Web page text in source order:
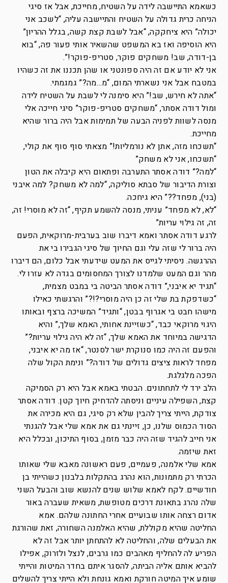
כשאמא התיישבה לידה על השטיח, מחייכת, אבל אז סיגי
הניחה כרית גדולה על השטיח והתיישבה עליה, “לשכב אני
יכולה” היא ציחקקה, “אבל לשבת קצת קשה, בגלל ההריון”
היא הוסיפה ואז בא המשפט שהשאיר אותי פעור פה, “בוא
בן-דודה, שב! משחקים פוקר, סטריפ-פוקר!”.
אני לא יודע אם זה היה ספונטני או שהן תכננו את זה כשהיו
במטבח אבל אני נשארתי המום, “מ…מה?” גמגמתי.
“אתה לא חירש, שב!” היא סימנה לי לשבת על השטיח לידה
ומול דודה אסתר, “משחקים סטריפ-פוקר” סיגי חייכה אלי
מנסה לשוות לפניה הבעה של תמימות אבל היה ברור שהיא
מחייכת.
“תשכחו מזה, אתן לא נורמליות!” מצאתי סוף סוף את קולי,
“תשכחו, אני לא משחק”
“למה?” דודה אסתר התערבה ופתאום היא קיבלה את הטון
וצורת הדיבור של סבתא סוליקה, “למה לא משחק? למה איבני
(בני), מפחד??” היא גיחכה.
“לא, לא מפחד” עניתי, מנסה להשמע תקיף, “זה לא מוסרי! זה,
זה, זה גילוי עריות”
לרגע דודה אסתר ואמא דיברו שוב בערבית-מרוקאית, הפעם
היה ברור לי שזה עלי וגם החיוך של סיגי הגבירו בי את
ההרגשה. ניסיתי לגייס את המעט שידעתי אבל כלום, הם דיברו
מהר וגם המעט שלמדנו לצורך המחסומים בגדה לא עזרו לי.
“תגיד יא איבני,” דודה אסתר הביטה בי במבט מצמית,
“כשדפקת בת שלי זה כן היה מוסרי?!?” והרגשתי כאילו
מישהו חבט בי אגרוף בבטן, “ותגיד” המשיכה ברצף ובאותו
היגוי מרוקאי כבד, “כשזיינת אחותי, האמא שלך,” והיא
הדגישה במיוחד את האמא שלך, “זה לא היה גילוי עריות?”
והפעם זה היה כמו סנוקרת ישר לסנטר, “אז מה יא איבני,
מפחד לראות ציצים גדולים של דודה?” ונימת הקול שלה
הפכה מלגלגת.
הלב ירד לי לתחתונים. הבטתי באמא אבל היא רק הסמיקה
קצת, השפילה עיניים וניסתה להדחיק חיוך קטן. דודה אסתר
צודקת, הייתי צריך להבין שלא רק סיגי, גם היא מכירה את
הסוד הכמוס שלנו, כן, זיינתי גם את אמא שלי אבל להגנתי
אני חייב להגיד שזה היה כבר מזמן, בסוף התיכון, ובכלל היא
זאת שיזמה.
אמא שלי אלמנה, פעמיים, פעם ראשונה מאבא שלי שאותו
הכרתי רק מתמונות, הוא נהרג בהתקלות בלבנון כשהייתי בן
חודשיים. לקח לאמא שלוש שנים להנשא שוב והבעל השני
שלה נהרג בתאונת דרכים מטופשת, משאית שעברה באור
אדום רצחה אותו שבועיים אחרי החתונה שלהם. אמא
החליטה שהיא מקוללת, שהיא האלמנה השחורה, זאת שהורגת
את הבעלים שלה, והחליטה לא להתחתן יותר אבל זה לא
הפריע לה להחליף מאהבים כמו גרבים, לנצל ולזרוק, אפילו
להביא אותם אליה הביתה, להסגר איתם בחדר המיטות והייתי
שומע איך המיטה חורקת ואמא גונחת ולא הייתי צריך להשלים